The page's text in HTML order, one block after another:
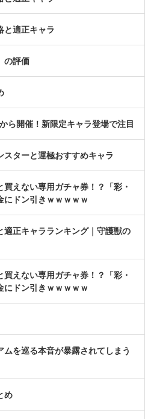
と適正キャラ
の評価
ら開催！新限定キャラ登場で注目
ターと運極おすすめキャラ
買えない専用ガチャ券！？「彩・
ドン引きｗｗｗｗｗ
適正キャラランキング｜守護獣の
買えない専用ガチャ券！？「彩・
ドン引きｗｗｗｗｗ
ムを巡る本音が暴露されてしまう
め